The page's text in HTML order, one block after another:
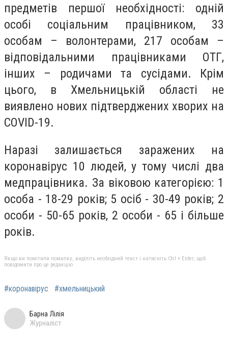
предметів першої необхідності: одній
особі соціальним працівником, 33
особам – волонтерами, 217 особам –
відповідальними працівниками ОТГ,
інших – родичами та сусідами. Крім
цього, в Хмельницькій області не
виявлено нових підтверджених хворих на
COVID-19.
Наразі залишається заражених на
коронавірус 10 людей, у тому числі два
медпрацівника. За віковою категорією: 1
особа - 18-29 років; 5 осіб - 30-49 років; 2
особи - 50-65 років, 2 особи - 65 і більше
років.
Якщо ви помітили помилку, виділіть необхідний текст і натисніть Ctrl + Enter, щоб
повідомити про це редакцію
#коронавірус #хмельницький
Барна Лілія
Журналіст